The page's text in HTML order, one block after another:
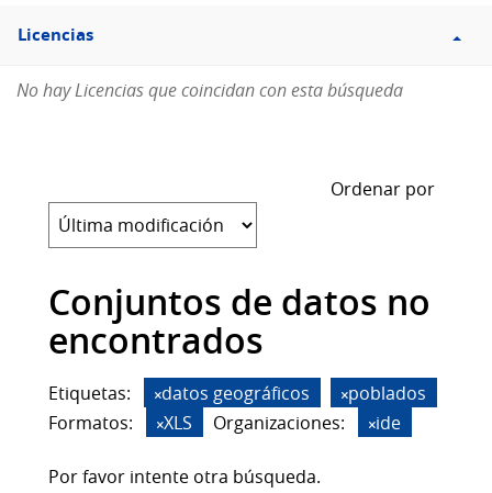
Filtro
Licencias
Licencias
No hay Licencias que coincidan con esta búsqueda
Ordenar por
Conjuntos de datos no
encontrados
Etiquetas: datos geográficos
poblados
Formatos:
XLS Organizaciones: ide
Por favor intente otra búsqueda.